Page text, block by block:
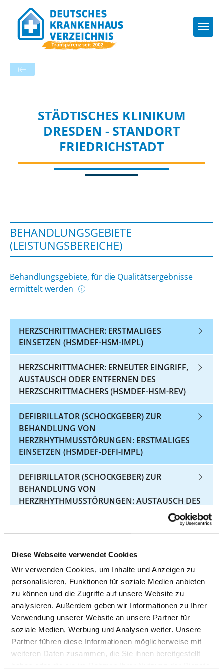
Diese Webseite verwendet Cookies
Wir verwenden Cookies, um Inhalte und Anzeigen zu
personalisieren, Funktionen für soziale Medien anbieten
zu können und die Zugriffe auf unsere Website zu
analysieren. Außerdem geben wir Informationen zu Ihrer
Verwendung unserer Website an unsere Partner für
soziale Medien, Werbung und Analysen weiter. Unsere
Partner führen diese Informationen möglicherweise mit
weiteren Daten zusammen, die Sie ihnen bereitgestellt
STÄDTISCHES KLINIKUM
DRESDEN - STANDORT
FRIEDRICHSTADT
BEHANDLUNGSGEBIETE
(LEISTUNGSBEREICHE)
Behandlungsgebiete, für die Qualitätsergebnisse
ermittelt werden
HERZSCHRITTMACHER: ERSTMALIGES
EINSETZEN (HSMDEF-HSM-IMPL)
HERZSCHRITTMACHER: ERNEUTER EINGRIFF,
AUSTAUSCH ODER ENTFERNEN DES
HERZSCHRITTMACHERS (HSMDEF-HSM-REV)
DEFIBRILLATOR (SCHOCKGEBER) ZUR
BEHANDLUNG VON
HERZRHYTHMUSSTÖRUNGEN: ERSTMALIGES
EINSETZEN (HSMDEF-DEFI-IMPL)
DEFIBRILLATOR (SCHOCKGEBER) ZUR
BEHANDLUNG VON
HERZRHYTHMUSSTÖRUNGEN: AUSTAUSCH DES
BEHANDLUNG VON
EINGRIFF, AUSTAUSCH ODER ENTFERNEN DES
DEFIBRILLATORS (HSMDEF-DEFI-REV)
HALSSCHLAGADER-VERENGUNG:
WIEDERHERSTELLUNG EINES AUSREICHENDEN
BLUTFLUSSES DURCH EINEN OPERATIVEN
EINGRIFF (KAROTIS)